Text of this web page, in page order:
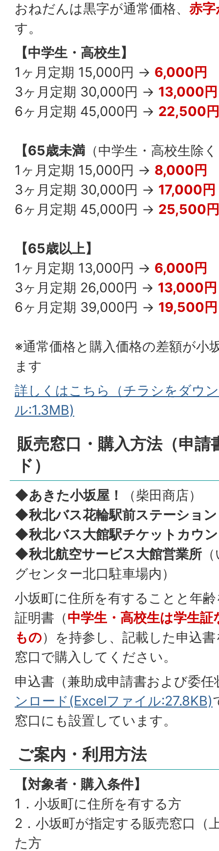
おねだんは黒字が通常価格、 赤
す。
【中学生・高校生】
1ヶ月定期 15,000円 → 6,000円
3ヶ月定期 30,000円 → 13,000円
6ヶ月定期 45,000円 → 22,500円
【65歳未満 （中学生・高校生除
1ヶ月定期 15,000円 → 8,000円
3ヶ月定期 30,000円 → 17,000円
6ヶ月定期 45,000円 → 25,500円
【65歳以上】
1ヶ月定期 13,000円 → 6,000円
3ヶ月定期 26,000円 → 13,000円
6ヶ月定期 39,000円 → 19,500円
※通常価格と購入価格の差額が小
ます
詳しくはこちら（チラシをダウ
ル:1.3MB)
販売窓口・購入方法（申請
ド）
◆あきた小坂屋！
（柴田商店）
◆秋北バス花輪駅前ステーション
◆秋北バス大館駅チケットカウ
◆秋北航空サービス大館営業所
グセンター北口駐車場内）
小坂町に住所を有することと年
証明書（中学生・高校生は学生
もの）を持参し、記載した申込
窓口で購入してください。
申込書（兼助成申請書および委任
ンロード(Excelファイル:27.8KB)
窓口にも設置しています。
ご案内・利用方法
【対象者・購入条件】
1．小坂町に住所を有する方
2．小坂町が指定する販売窓口（
た方